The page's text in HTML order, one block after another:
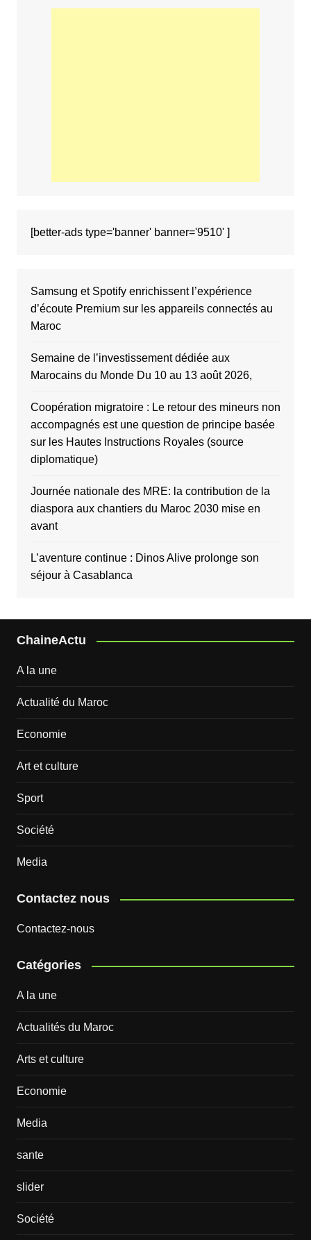
[better-ads type='banner' banner='9510' ]
Samsung et Spotify enrichissent l’expérience
d’écoute Premium sur les appareils connectés au
Maroc
Semaine de l’investissement dédiée aux
Marocains du Monde Du 10 au 13 août 2026,
Coopération migratoire : Le retour des mineurs non
accompagnés est une question de principe basée
sur les Hautes Instructions Royales (source
diplomatique)
Journée nationale des MRE: la contribution de la
diaspora aux chantiers du Maroc 2030 mise en
avant
L’aventure continue : Dinos Alive prolonge son
séjour à Casablanca
ChaineActu
A la une
Actualité du Maroc
Economie
Art et culture
Sport
Société
Media
Contactez nous
Contactez-nous
Catégories
A la une
Actualités du Maroc
Arts et culture
Economie
Media
sante
slider
Société